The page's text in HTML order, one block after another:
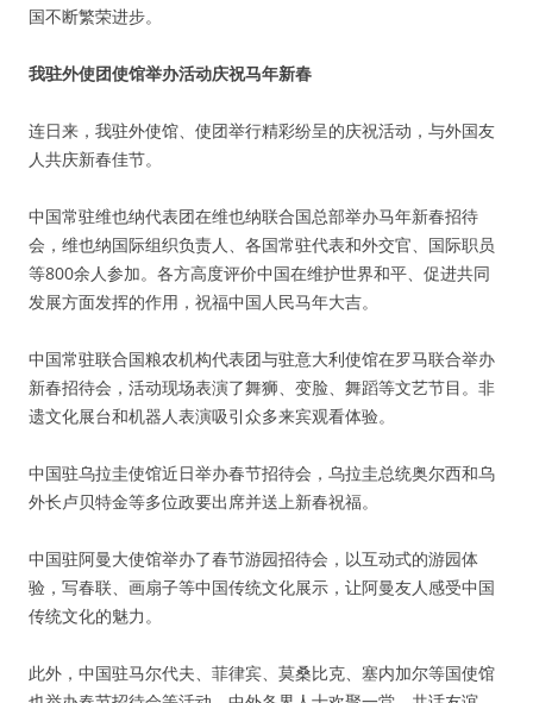
国不断繁荣进步。
我驻外使团使馆举办活动庆祝马年新春
连日来，我驻外使馆、使团举行精彩纷呈的庆祝活动，与外国友
人共庆新春佳节。
中国常驻维也纳代表团在维也纳联合国总部举办马年新春招待
会，维也纳国际组织负责人、各国常驻代表和外交官、国际职员
等800余人参加。各方高度评价中国在维护世界和平、促进共同
发展方面发挥的作用，祝福中国人民马年大吉。
中国常驻联合国粮农机构代表团与驻意大利使馆在罗马联合举办
新春招待会，活动现场表演了舞狮、变脸、舞蹈等文艺节目。非
遗文化展台和机器人表演吸引众多来宾观看体验。
中国驻乌拉圭使馆近日举办春节招待会，乌拉圭总统奥尔西和乌
外长卢贝特金等多位政要出席并送上新春祝福。
中国驻阿曼大使馆举办了春节游园招待会，以互动式的游园体
验，写春联、画扇子等中国传统文化展示，让阿曼友人感受中国
传统文化的魅力。
此外，中国驻马尔代夫、菲律宾、莫桑比克、塞内加尔等国使馆